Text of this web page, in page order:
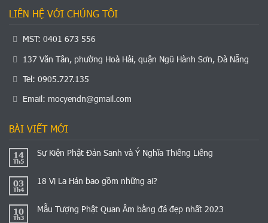
LIÊN HỆ VỚI CHÚNG TÔI
MST: 0401 673 556
137 Văn Tân, phường Hoà Hải, quận Ngũ Hành Sơn, Đà Nẵng
Tel: 0905.727.135
Email: mocyendn@gmail.com
BÀI VIẾT MỚI
14
Th5
Sự Kiện Phật Đản Sanh và Ý Nghĩa Thiêng Liêng
03
Th4
18 Vị La Hán bao gồm những ai?
10
Th3
Mẫu Tượng Phật Quan Âm bằng đá đẹp nhất 2023